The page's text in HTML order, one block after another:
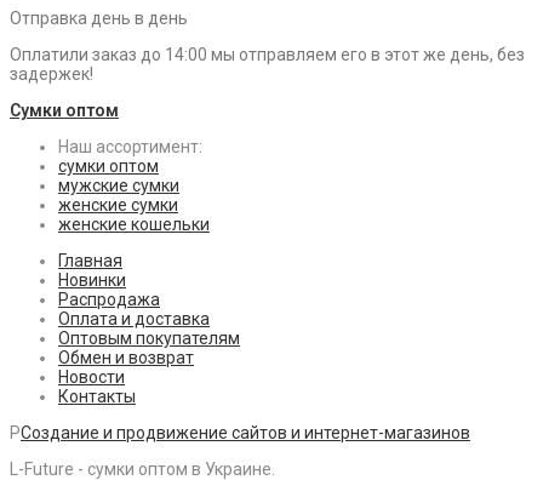
Отправка день в день
Оплатили заказ до 14:00 мы отправляем его в этот же день, без
задержек!
Сумки оптом
Наш ассортимент:
сумки оптом
мужские сумки
женские сумки
женские кошельки
Главная
Новинки
Распродажа
Оплата и доставка
Оптовым покупателям
Обмен и возврат
Новости
Контакты
PСоздание и продвижение сайтов и интернет-магазинов
L-Future - сумки оптом в Украине.